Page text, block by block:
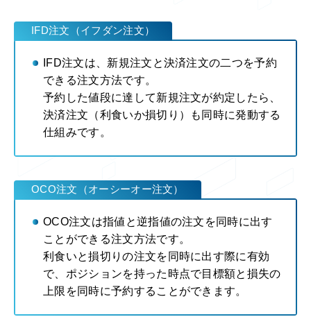
IFD注文（イフダン注文）
IFD注文は、新規注文と決済注文の二つを予約
できる注文方法です。
予約した値段に達して新規注文が約定したら、
決済注文（利食いか損切り）も同時に発動する
仕組みです。
OCO注文（オーシーオー注文）
OCO注文は指値と逆指値の注文を同時に出す
ことができる注文方法です。
利食いと損切りの注文を同時に出す際に有効
で、ポジションを持った時点で目標額と損失の
上限を同時に予約することができます。